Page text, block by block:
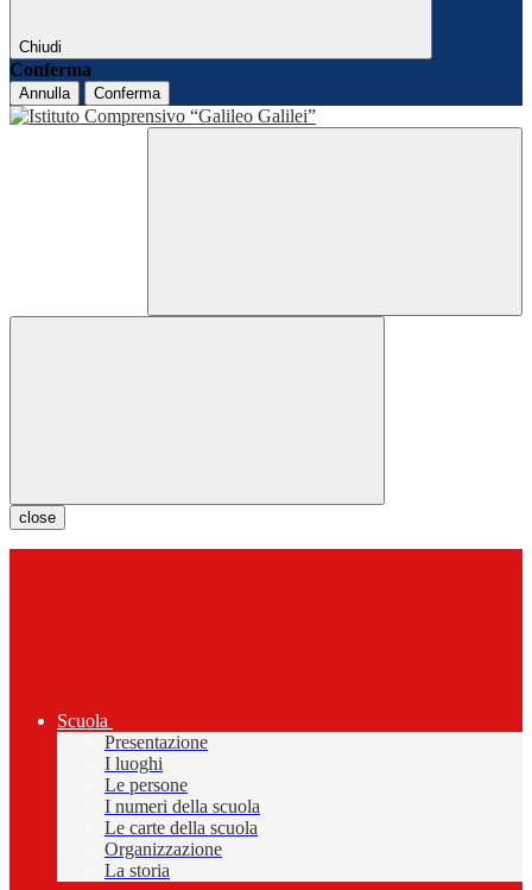
Chiudi
Conferma
Annulla Conferma
close
Scuola
Presentazione
I luoghi
Le persone
I numeri della scuola
Le carte della scuola
Organizzazione
La storia